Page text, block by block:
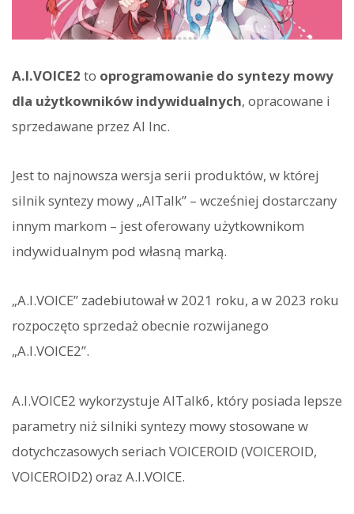
A.I.VOICE2 to oprogramowanie do syntezy mowy
dla użytkowników indywidualnych, opracowane i
sprzedawane przez AI Inc.
Jest to najnowsza wersja serii produktów, w której
silnik syntezy mowy „AITalk” – wcześniej dostarczany
innym markom – jest oferowany użytkownikom
indywidualnym pod własną marką.
„A.I.VOICE” zadebiutował w 2021 roku, a w 2023 roku
rozpoczęto sprzedaż obecnie rozwijanego
„A.I.VOICE2”.
A.I.VOICE2 wykorzystuje AITalk6, który posiada lepsze
parametry niż silniki syntezy mowy stosowane w
dotychczasowych seriach VOICEROID (VOICEROID,
VOICEROID2) oraz A.I.VOICE.